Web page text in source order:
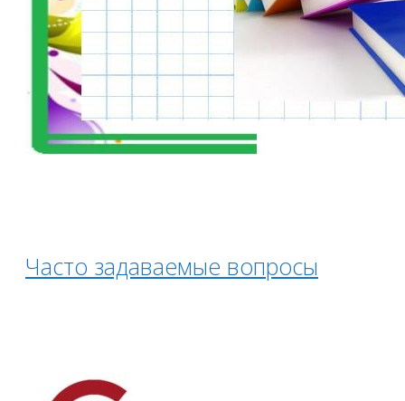
Часто задаваемые вопросы